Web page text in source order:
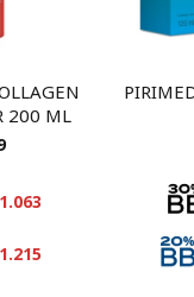
200 ML
1.063
1.215